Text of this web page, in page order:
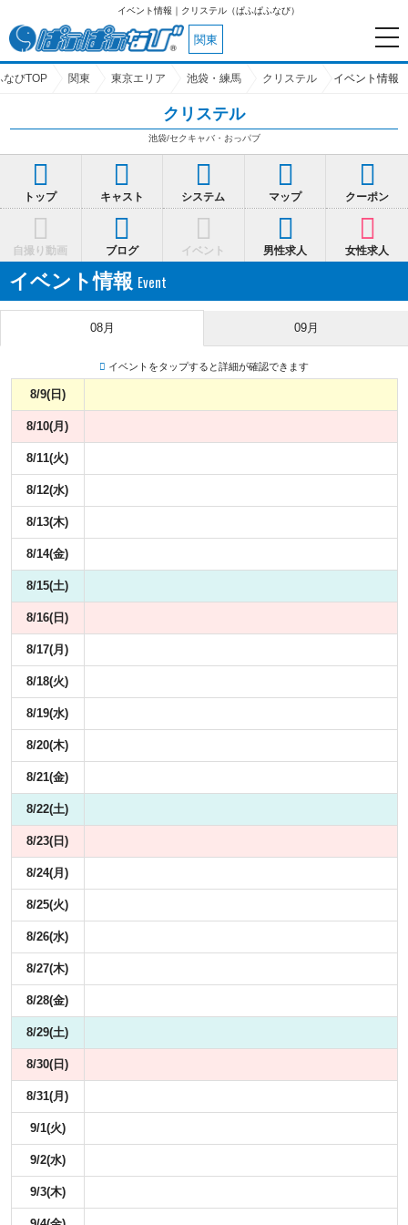
イベント情報｜クリステル（ぱふぱふなび）
関東
なびTOP 関東 東京エリア 池袋・練馬 クリステル イベント情報
クリステル
池袋/セクキャバ・おっパブ
トップ キャスト システム マップ クーポン
自撮り動画 ブログ イベント 男性求人 女性求人
イベント情報
08月 09月
イベントをタップすると詳細が確認できます
8/9(日)
8/10(月)
8/11(火)
8/12(水)
8/13(木)
8/14(金)
8/15(土)
8/16(日)
8/17(月)
8/18(火)
8/19(水)
8/20(木)
8/21(金)
8/22(土)
8/23(日)
8/24(月)
8/25(火)
8/26(水)
8/27(木)
8/28(金)
8/29(土)
8/30(日)
8/31(月)
9/1(火)
9/2(水)
9/3(木)